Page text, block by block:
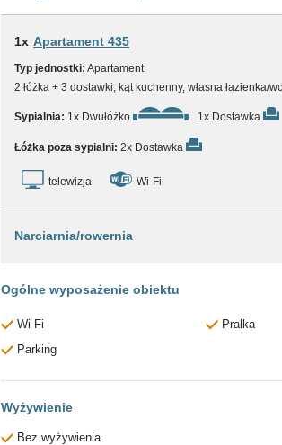
1x Apartament 435
Typ jednostki: Apartament
2 łóżka + 3 dostawki, kąt kuchenny, własna łazienka/
Sypialnia: 1x Dwułóżko 1x Dostawka
Łóżka poza sypialni: 2x Dostawka
telewizja Wi-Fi
Narciarnia/rowernia
Ogólne wyposażenie obiektu
Wi-Fi Pralka
Parking
Wyżywienie
Bez wyżywienia